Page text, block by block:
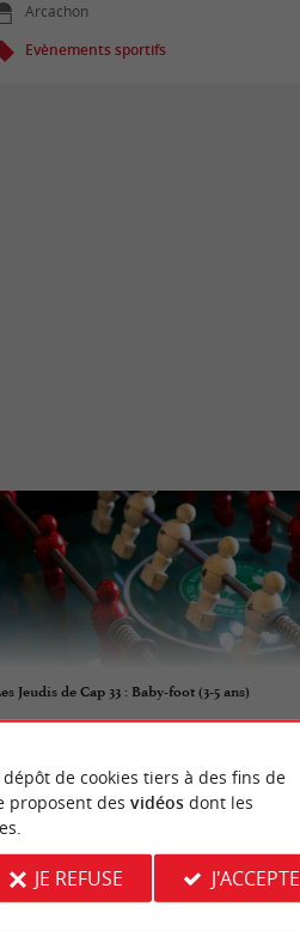
Arcachon
Evènements sportifs
Jeudis de Cap 33 : Baby-foot (3-5 ans)
Landiras
de cookies tiers à des fins de
proposent des vidéosdont les
JE REFUSE J'ACCEPTE